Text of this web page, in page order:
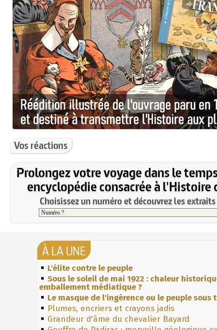
Vos réactions
Prolongez votre voyage dans le
encyclopédie consacrée à l'Histoire
Choisissez un numéro et découvrez les
À LA UNE
L'élite contre le peuple
Sous le soleil de mai 1922 : chaleur
emballement médiatique ?
Le masque de l'ingérence ou le peuple sous
Plumes, encriers et crayons jadis
Grandeur d'âme du chevalier Bayard